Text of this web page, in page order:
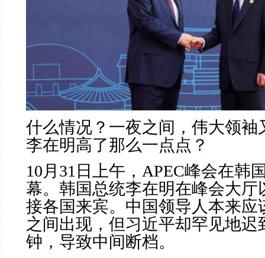
什么情况？一夜之间，伟大领袖
李在明高了那么一点点？
10月 31 日上午， APEC峰会在韩
幕。韩国总统李在明在峰会大厅
接各国来宾。中国领导人本来应
之间出现，但习近平却罕见地迟
钟，导致中间断档。